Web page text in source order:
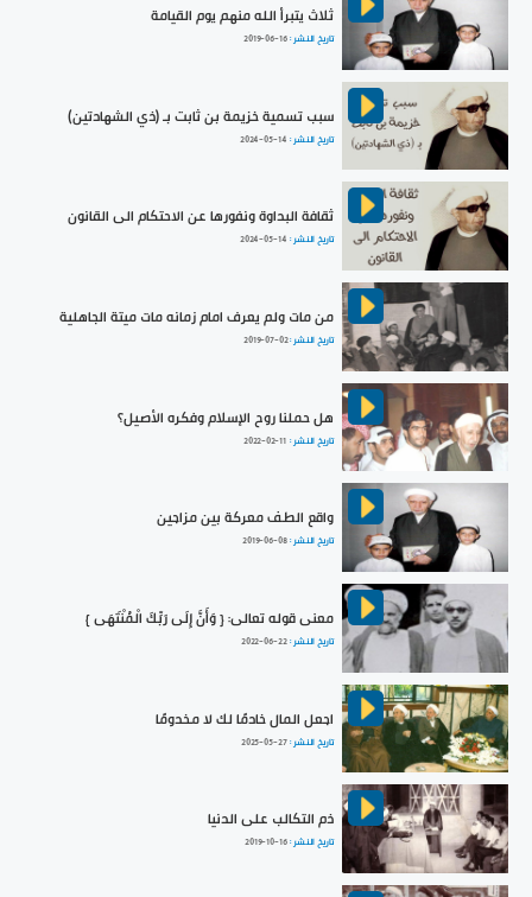
ثلاث يتبرأ الله منهم يوم القيامة
تاريخ النشر :2019-06-16
سبب تسمية خزيمة بن ثابت بـ (ذي الشهادتين)
تاريخ النشر : 2024-05-14
ثقافة البداوة ونفورها عن الاحتكام الى القانون
تاريخ النشر : 2024-05-14
من مات ولم يعرف امام زمانه مات ميتة الجاهلية
تاريخ النشر :2019-07-02
هل حملنا روح الإسلام وفكره الأصيل؟
تاريخ النشر : 2022-02-11
واقع الطف معركة بين مزاجين
تاريخ النشر :2019-06-08
معنى قوله تعالى: { وَأَنَّ إِلَى رَبِّكَ الْمُنْتَهَى }
تاريخ النشر :2022-06-22
اجعل المال خادمًا لك لا مخدومًا
تاريخ النشر :2025-05-27
ذم التكالب على الدنيا
تاريخ النشر :2019-10-16